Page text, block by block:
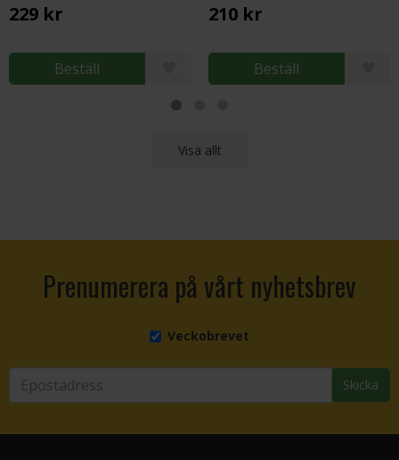
229 kr
Beställ
210 kr
Beställ
Visa allt
Prenumerera på vårt nyhetsbrev
Veckobrevet
Skicka